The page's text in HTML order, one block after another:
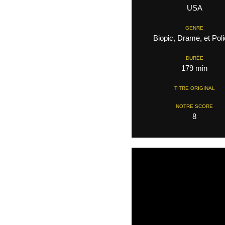
USA
GENRE
Biopic, Drame, et
DURÉE
179 min
TITRE ORIGINAL
NOTRE SCORE
8